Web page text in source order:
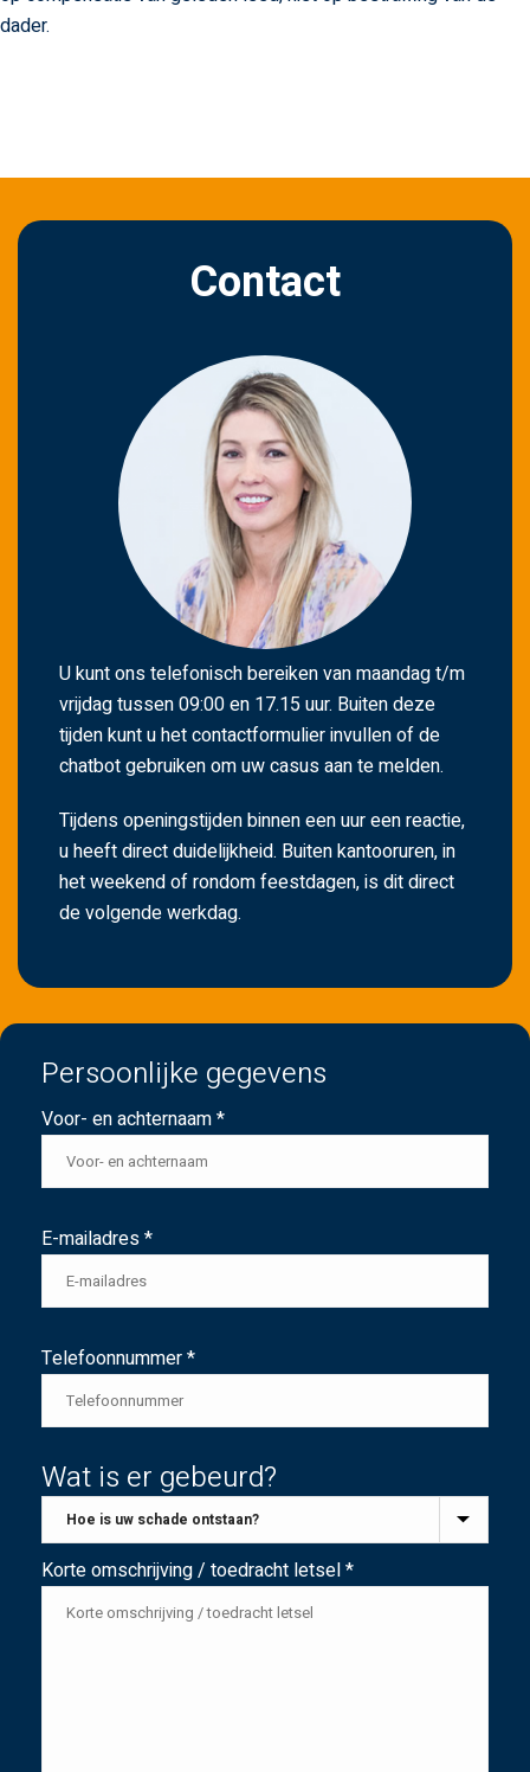
dader.
Contact
U kunt ons telefonisch bereiken van maandag t/m
vrijdag tussen 09:00 en 17.15 uur. Buiten deze
tijden kunt u het contactformulier invullen of de
chatbot gebruiken om uw casus aan te melden.
Tijdens openingstijden binnen een uur een reactie,
u heeft direct duidelijkheid. Buiten kantooruren, in
het weekend of rondom feestdagen, is dit direct
de volgende werkdag.
Persoonlijke gegevens
Voor- en achternaam *
E-mailadres *
Telefoonnummer *
Wat is er gebeurd?
Korte omschrijving / toedracht letsel *